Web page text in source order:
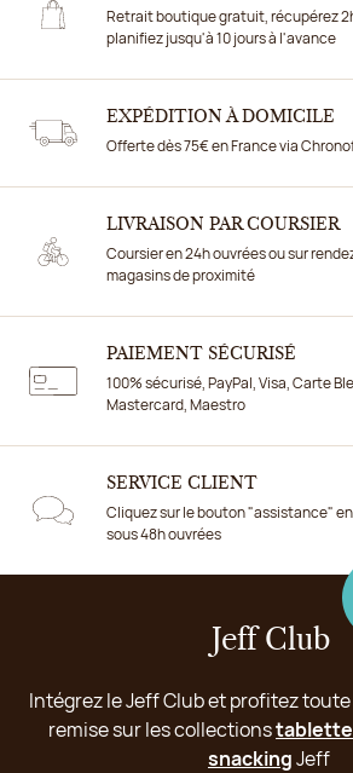
Retrait boutique gratuit, récupérez
planifiez jusqu'à 10 jours à l'avance
EXPÉDITION À DOMICILE
Offerte dès 75€ en France via
LIVRAISON PAR COURSIER
Coursier en 24h ouvrées ou sur
magasins de proximité
PAIEMENT SÉCURISÉ
100% sécurisé, PayPal, Visa, Carte
Mastercard, Maestro
SERVICE CLIENT
Cliquez sur le bouton "assistance"
sous 48h ouvrées
Jeff Club
Intégrez le Jeff Club et profitez
remise sur les collections
snackingJeff